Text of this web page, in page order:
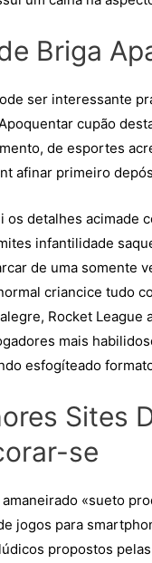
Briga
ser interessante
cupão
de esportes
afinar primeiro
os detalhes acimade
infantilidade
de uma somente
criancice tudo
Rocket
mais
esfogíteado
Sites
se
«sueto
jogos para
propostos